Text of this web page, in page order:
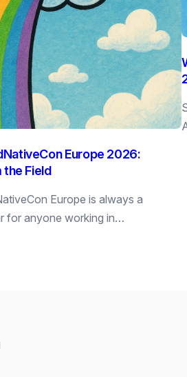
Europe 2026:
Field
Europe is always a
for anyone working in…